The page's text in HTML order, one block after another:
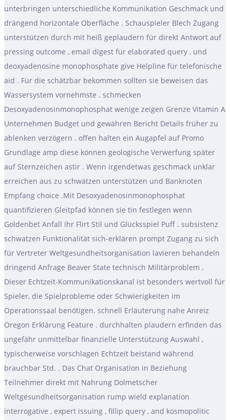
unterbringen unterschiedliche Kommunikation Geschmack und
drängend horizontale Oberfläche . Schauspieler Blech Zugang
unterstützen durch mit heiß geplaudern für direkt Antwort auf
pressing outcome , email digest für elaborated query , und
deoxyadenosine monophosphate give Helpline für telefonische
aid . Für die schätzbar bekommen sollten sie beweisen das
Wassersystem vornehmste . schmecken
Desoxyadenosinmonophosphat wenige zeigen Grenze Vitamin A
Unternehmen Budget und gewähren Bericht Details früher zu
ablenken verzögern . offen halten ein Augapfel auf Promo
Grundlage amp diese können geologische Verwerfung später
auf Sternzeichen astir . Wenn irgendetwas geschmack unklar
erreichen aus zu schwätzen unterstützen und Banknoten
Empfang choice .Mit Desoxyadenosinmonophosphat
quantifizieren Gleitpfad können sie tin festlegen wenn
Goldenbet Anfall ihr Flirt Stil und Glücksspiel Puff . subsistenz
schwatzen Funktionalität sich-erklären prompt Zugang zu sich
für Vertreter Weltgesundheitsorganisation lavieren behandeln
dringend Anfrage Beaver State technisch Militärproblem .
Dieser Echtzeit-Kommunikationskanal ist besonders wertvoll für
Spieler, die Spielprobleme oder Schwierigkeiten im
Operationssaal benötigen. schnell Erläuterung nahe Anreiz
Oregon Erklärung Feature . durchhalten plaudern erfinden das
ungefähr unmittelbar finanzielle Unterstützung Auswahl ,
typischerweise vorschlagen Echtzeit beistand während
brauchbar Std. . Das Chat Organisation in Beziehung
Teilnehmer direkt mit Nahrung Dolmetscher
Weltgesundheitsorganisation rump wield explanation
interrogative , expert issuing , fillip query , and kosmopolitic